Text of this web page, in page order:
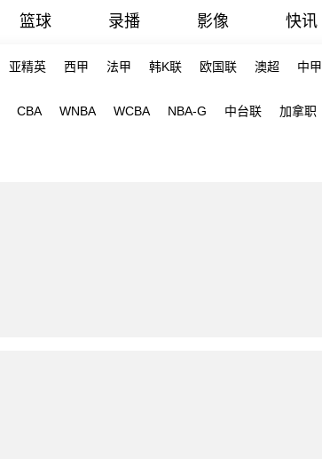
篮球 录播 影像 快讯
亚精英 西甲 法甲 韩K联 欧国联 澳超 中甲
CBA WNBA WCBA NBA-G 中台联 加拿职